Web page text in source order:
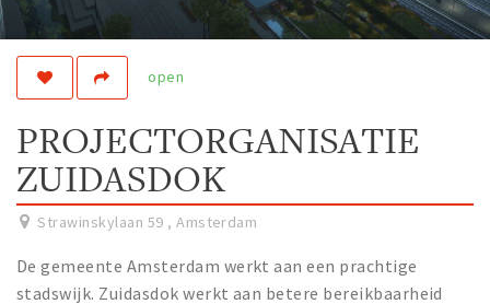
Live
Work
Travel
Sports & leisure
Columns
open
PROJECTORGANISATIE
ZUIDASDOK
Strawinskylaan 59 ,Amsterdam
De gemeente Amsterdam werkt aan een prachtige
stadswijk. Zuidasdok werkt aan betere bereikbaarheid